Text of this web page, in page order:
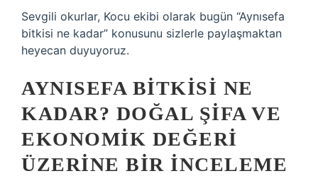
Sevgili okurlar, Kocu ekibi olarak bugün “Aynısefa
bitkisi ne kadar” konusunu sizlerle paylaşmaktan
heyecan duyuyoruz.
AYNISEFA BITKISI NE
KADAR? DOĞAL ŞIFA VE
EKONOMIK DEĞERI
ÜZERINE BIR İNCELEME